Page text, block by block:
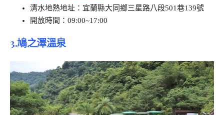
清水地熱地址：宜蘭縣大同鄉三星路八段501巷139號
開放時間：09:00~17:00
3.鳩之澤溫泉